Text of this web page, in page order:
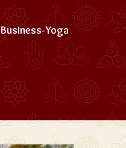
Business-Yoga